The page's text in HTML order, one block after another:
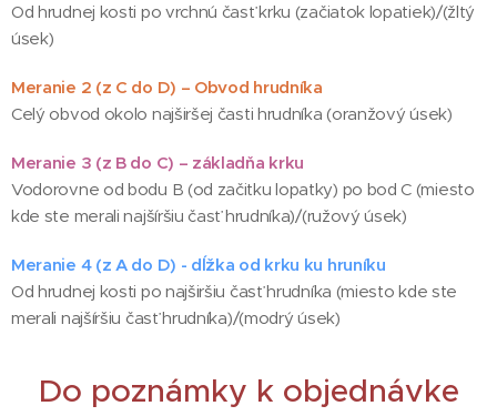
Od hrudnej kosti po vrchnú časť krku (začiatok lopatiek)/(žltý
úsek)
Meranie 2 (z C do D) – Obvod hrudníka
Celý obvod okolo najširšej časti hrudníka (oranžový úsek)
Meranie 3 (z B do C) – základňa krku
Vodorovne od bodu B (od začitku lopatky) po bod C (miesto
kde ste merali najšíršiu časť hrudníka)/(ružový úsek)
Meranie 4 (z A do D) - dĺžka od krku ku hruníku
Od hrudnej kosti po najširšiu časť hrudníka (miesto kde ste
merali najšíršiu časť hrudníka)/(modrý úsek)
Do poznámky k objednávke